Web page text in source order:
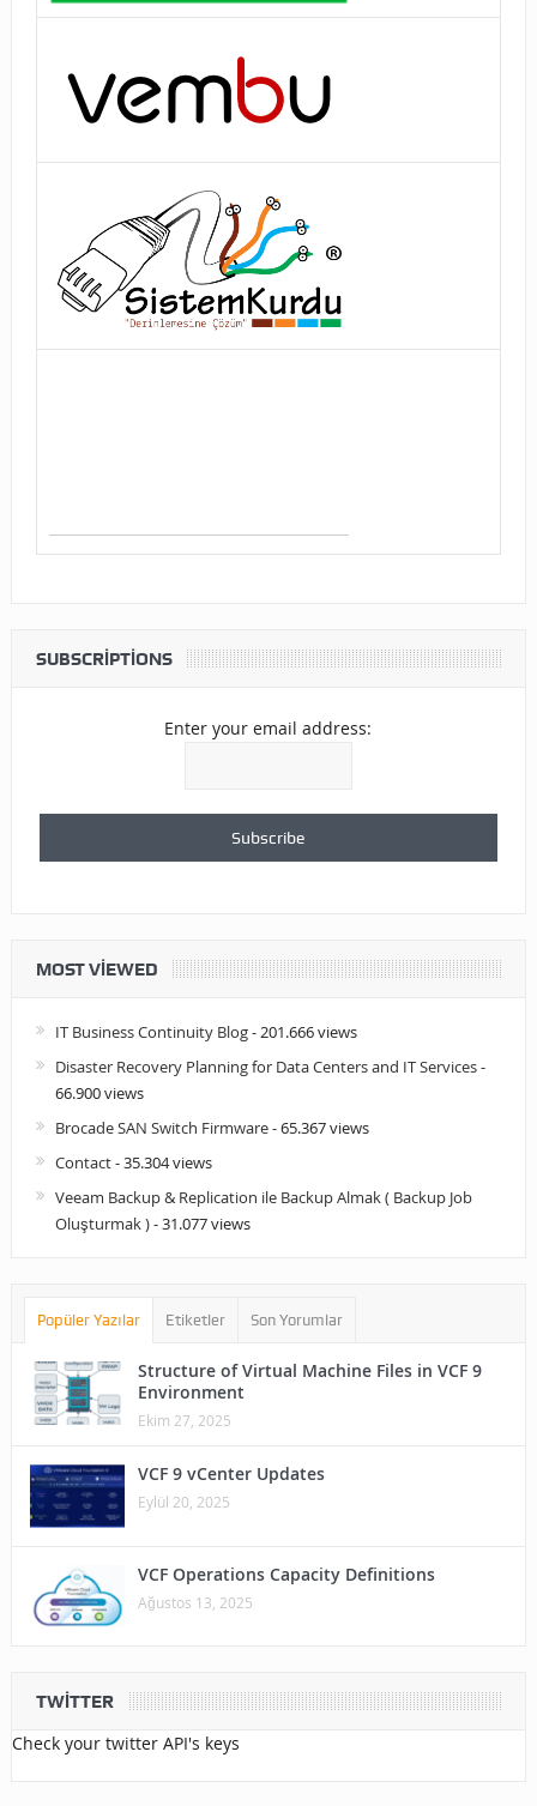
SUBSCRIPTIONS
Enter your email address:
MOST VIEWED
IT Business Continuity Blog- 201.666 views
Disaster Recovery Planning for Data Centers and IT Services-
66.900 views
Brocade SAN Switch Firmware- 65.367 views
Contact- 35.304 views
Veeam Backup & Replication ile Backup Almak ( Backup Job
Oluşturmak )- 31.077 views
Popüler Yazılar Etiketler Son Yorumlar
Structure of Virtual Machine Files in VCF 9
Environment
Ekim 27, 2025
VCF 9 vCenter Updates
Eylül 20, 2025
VCF Operations Capacity Definitions
Ağustos 13, 2025
TWITTER
Check your twitter API's keys